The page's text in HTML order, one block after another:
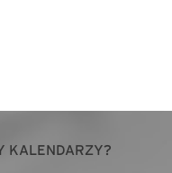
KALENDARZY?